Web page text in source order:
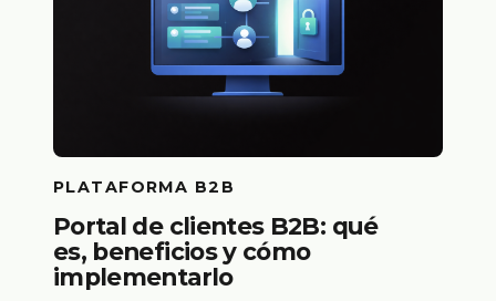
PLATAFORMA B2B
Portal de clientes B2B: qué
es, beneficios y cómo
implementarlo